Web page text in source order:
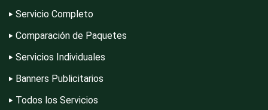
Conferencias Empresariales
Construcciones en General
Servicio Completo
Comparación de Paquetes
Servicios Individuales
Banners Publicitarios
Todos los Servicios